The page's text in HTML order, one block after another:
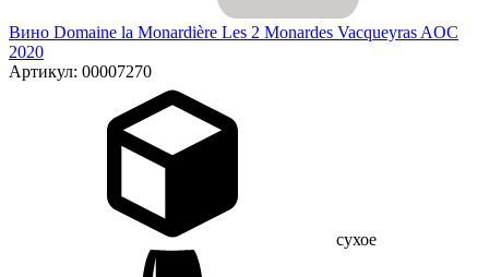
Вино Domaine la Monardière Les 2 Monardes Vacqueyras AOC
2020
Артикул: 00007270
сухое